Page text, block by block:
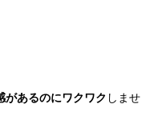
があるのにワクワク しませ